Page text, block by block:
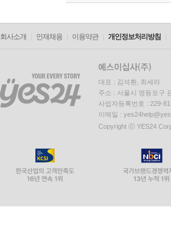
회사소개 인재채용 이용약관 개인정보처리방침
대표 : 김석환, 최세라
주소 : 서울시 영등포구
사업자등록번호 : 229-
이메일 :
Copyright ⓒ YES24